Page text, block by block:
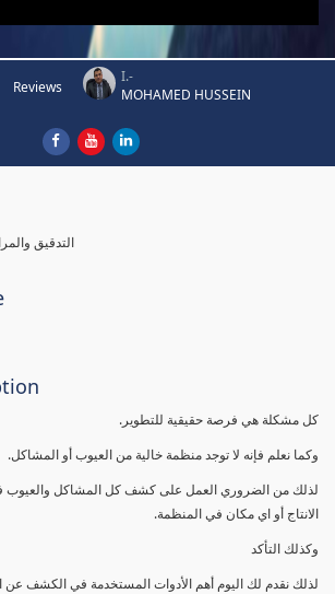
Reviews
I.-
MOHAMED HUSSEIN
التدقيق
كل مشكلة هي فرصة حقيقية للتطوير.
وكما نعلم فإنه لا توجد منظمة خالية من العيوب أو المشاكل.
لذلك من الضروري العمل على كشف كل المشاكل والعيوب في
الانتاج أو اي مكان في المنظمة.
وكذلك التأكد
لذلك نقدم لك اليوم أهم الأدوات المستخدمة في الكشف عن